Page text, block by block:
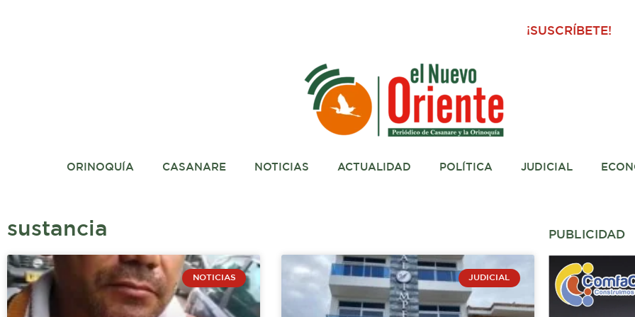
¡SUSCRÍBETE!
ORINOQUÍA CASANARE NOTICIAS ACTUALIDAD POLÍTICA JUDICIAL
sustancia
NOTICIAS JUDICIAL
PUBLICIDAD